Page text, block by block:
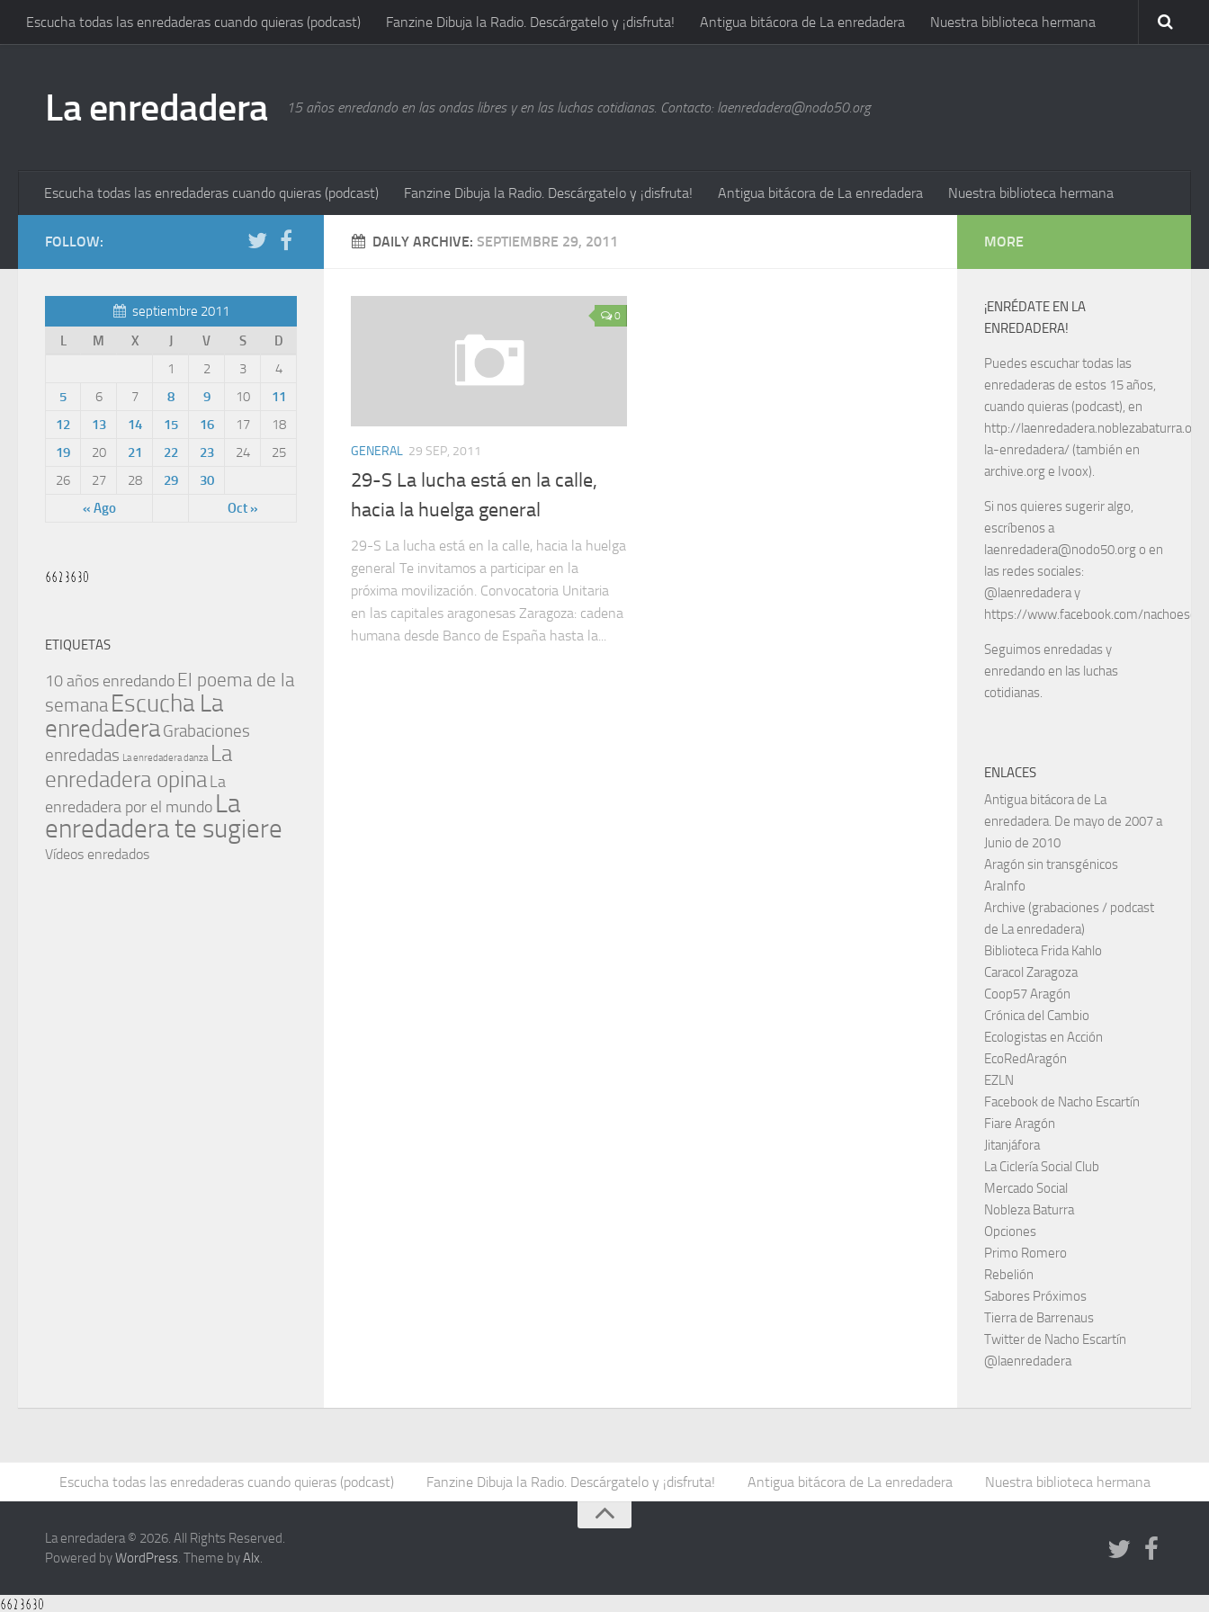
Escucha todas las enredaderas cuando quieras (podcast) Fanzine Dibuja la Radio. Descárgatelo y ¡disfruta! Antigua bitácora de La enredadera Nuestra biblioteca hermana
La enredadera 15 años enredando en las ondas libres y en las luchas cotidianas. Contacto: laenredadera@nodo50.org
Escucha todas las enredaderas cuando quieras (podcast) Fanzine Dibuja la Radio. Descárgatelo y ¡disfruta! Antigua bitácora de La enredadera Nuestra biblioteca hermana
DAILY ARCHIVE: SEPTIEMBRE 29, 2011
0
GENERAL 29 SEP, 2011
29-S La lucha está en la calle,
hacia la huelga general
29-S La lucha está en la calle, hacia la huelga
general Te invitamos a participar en la
próxima movilización. Convocatoria Unitaria
en las capitales aragonesas Zaragoza: cadena
humana desde Banco de España hasta la...
FOLLOW:
septiembre 2011
L
M X J V S D
« Ago Oct »
1 2 3
4
5
6 7 8 9 10
11
12
13 14 15 16 17
18
19
20 21 22 23 24
25
26
27 28 29 30
ETIQUETAS
10 años enredando El poema de la
semana Escucha La
enredaderaGrabaciones
enredadas La enredadera danza La
enredadera opina La
enredadera por el mundo La
enredadera te sugiere
Vídeos enredados
MORE
¡ENRÉDATE EN LA
ENREDADERA!
Puedes escuchar todas las
enredaderas de estos 15 años,
cuando quieras (podcast), en
http://
la-enredadera/ (también en
archive.org e Ivoox).
Si nos quieres sugerir algo,
escríbenos a
laenredadera@nodo50.org o en
las redes sociales:
@laenredadera y
https://www.facebook.com/
Seguimos enredadas y
enredando en las luchas
cotidianas.
ENLACES
Antigua bitácora de La
enredadera. De mayo de 2007 a
Junio de 2010
Aragón sin transgénicos
AraInfo
Archive (grabaciones / podcast
de La enredadera)
Biblioteca Frida Kahlo
Caracol Zaragoza
Coop57 Aragón
Crónica del Cambio
Ecologistas en Acción
EcoRedAragón
EZLN
Facebook de Nacho Escartín
Fiare Aragón
Jitanjáfora
La Ciclería Social Club
Mercado Social
Nobleza Baturra
Opciones
Primo Romero
Rebelión
Sabores Próximos
Tierra de Barrenaus
Twitter de Nacho Escartín
@laenredadera
Escucha todas las enredaderas cuando quieras (podcast) Fanzine Dibuja la Radio. Descárgatelo y ¡disfruta! Antigua bitácora de La enredadera Nuestra biblioteca hermana
La enredadera © 2026. All Rights Reserved.
Powered byWordPress. Theme byAlx.